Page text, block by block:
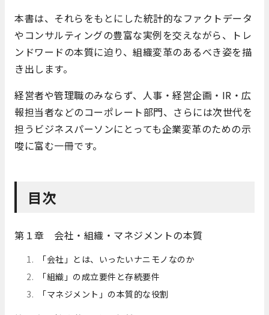
本書は、それらをもとにした統計的なファクトデータ
やコンサルティングの豊富な実例を交えながら、トレ
ンドワードの本質に迫り、組織変革のあるべき姿を描
き出します。
経営者や管理職のみならず、人事・経営企画・IR・広
報担当者などのコーポレート部門、さらには次世代を
担うビジネスパーソンにとっても企業変革のための示
唆に富む一冊です。
目次
第１章 会社・組織・マネジメントの本質
「会社」とは、いったいナニモノなのか
「組織」の成立要件と存続要件
「マネジメント」の本質的な役割